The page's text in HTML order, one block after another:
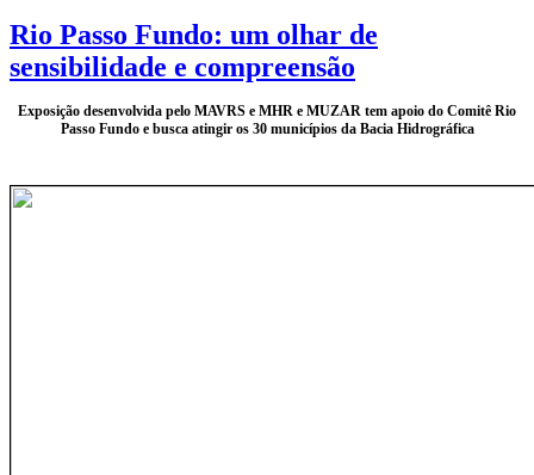
Rio Passo Fundo: um olhar de
sensibilidade e compreensão
Exposição desenvolvida pelo MAVRS e MHR e MUZAR tem apoio do Comitê Rio
Passo Fundo e busca atingir os 30 municípios da Bacia Hidrográfica